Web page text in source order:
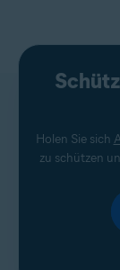
Holen Sie sich
zu schützen